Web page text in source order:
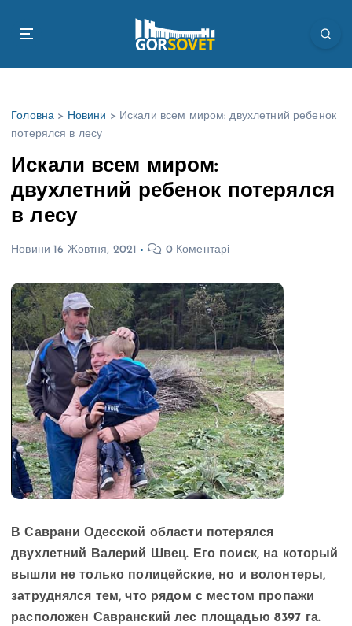
Головна > Новини > Искали всем миром: двухлетний ребенок
потерялся в лесу
Искали всем миром:
двухлетний ребенок потерялся
в лесу
Новини 16 Жовтня, 2021 0 Коментарі
В Саврани Одесской области потерялся
двухлетний Валерий Швец. Его поиск, на который
вышли не только полицейские, но и волонтеры,
затруднялся тем, что рядом с местом пропажи
расположен Савранский лес площадью 8397 га.